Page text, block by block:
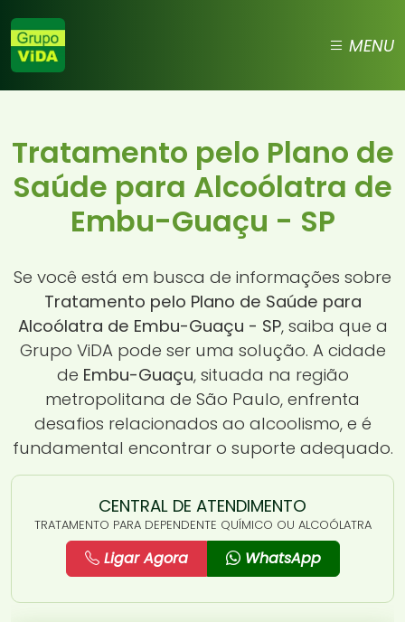
MENU
Tratamento pelo Plano de
Saúde para Alcoólatra de
Embu-Guaçu - SP
Se você está em busca de informações sobre
Tratamento pelo Plano de Saúde para
Alcoólatra de Embu-Guaçu - SP, saiba que a
Grupo ViDA pode ser uma solução. A cidade
de Embu-Guaçu, situada na região
metropolitana de São Paulo, enfrenta
desafios relacionados ao alcoolismo, e é
fundamental encontrar o suporte adequado.
CENTRAL DE ATENDIMENTO
TRATAMENTO PARA DEPENDENTE QUÍMICO OU ALCOÓLATRA
Ligar Agora WhatsApp